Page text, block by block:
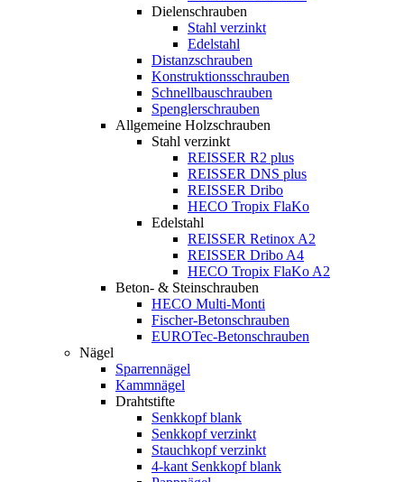
Dielenschrauben
Stahl verzinkt
Edelstahl
Distanzschrauben
Konstruktionsschrauben
Schnellbauschrauben
Spenglerschrauben
Allgemeine Holzschrauben
Stahl verzinkt
REISSER R2 plus
REISSER DNS plus
REISSER Dribo
HECO Tropix FlaKo
Edelstahl
REISSER Retinox A2
REISSER Dribo A4
HECO Tropix FlaKo A2
Beton- & Steinschrauben
HECO Multi-Monti
Fischer-Betonschrauben
EUROTec-Betonschrauben
Nägel
Sparrennägel
Kammnägel
Drahtstifte
Senkkopf blank
Senkkopf verzinkt
Stauchkopf verzinkt
4-kant Senkkopf blank